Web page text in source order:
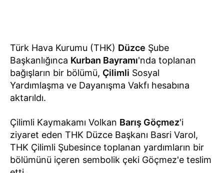
Türk Hava Kurumu (THK) Düzce Şube
Başkanlığınca Kurban Bayramı'nda toplanan
bağışların bir bölümü, Çilimli Sosyal
Yardımlaşma ve Dayanışma Vakfı hesabına
aktarıldı.
Çilimli Kaymakamı Volkan Barış Göçmez'i
ziyaret eden THK Düzce Başkanı Basri Varol,
THK Çilimli Şubesince toplanan yardımların bir
bölümünü içeren sembolik çeki Göçmez'e teslim